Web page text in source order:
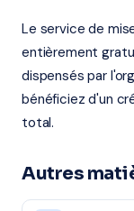
Le service de
entièrement
dispensés par
bénéficiez d'un
total.
Autres